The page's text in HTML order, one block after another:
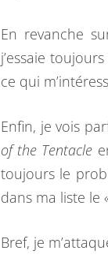
En revanche
j’essaie
ce qui
Enfin, je vois
of the Tentacle
toujours le
dans ma liste le
Bref, je